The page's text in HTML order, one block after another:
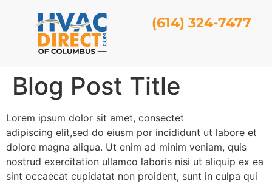
(614) 324-7477
Blog Post Title
Lorem ipsum dolor sit amet, consectet
adipiscing elit,sed do eiusm por incididunt ut labore et
dolore magna aliqua. Ut enim ad minim veniam, quis
nostrud exercitation ullamco laboris nisi ut aliquip ex ea
sint occaecat cupidatat non proident, sunt in culpa qui